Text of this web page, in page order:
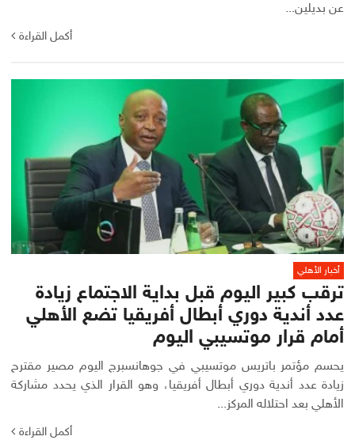
عن بديلين...
أكمل القراءة
أخبار الأهلي
ترقب كبير اليوم قبل بداية الاجتماع زيادة
عدد أندية دوري أبطال أفريقيا تضع الأهلي
أمام قرار موتسيبي اليوم
يحسم مؤتمر باتريس موتسيبي في جوهانسبرج اليوم مصير مقترح
زيادة عدد أندية دوري أبطال أفريقيا، وهو القرار الذي يحدد مشاركة
الأهلي بعد احتلاله المركز...
أكمل القراءة